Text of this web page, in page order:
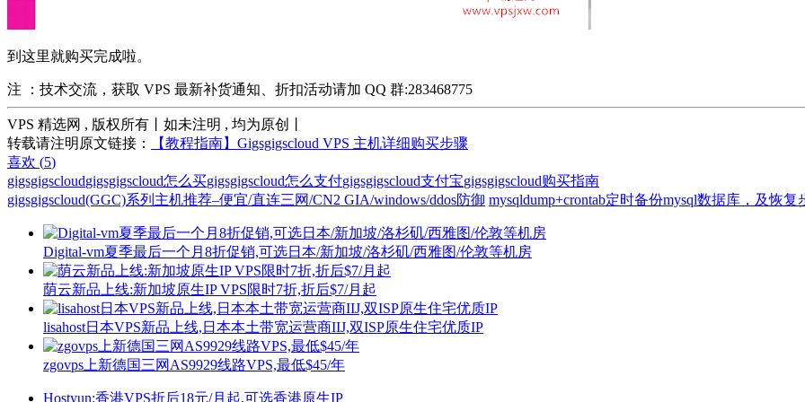
到这里就购买完成啦。
注 ：技术交流，获取 VPS 最新补货通知、折扣活动请加 QQ 群:283468775
VPS 精选网 , 版权所有丨如未注明 , 均为原创丨
转载请注明原文链接：
【教程指南】Gigsgigscloud VPS 主机详细购买步骤
喜欢 (5)
gigsgigscloudgigsgigscloud怎么买gigsgigscloud怎么支付gigsgigscloud支付宝gigsgigscloud购买指南
gigsgigscloud(GGC)系列主机推荐–便宜/直连三网/CN2 GIA/windows/ddos防御 mysqldump+crontab定时备份mysql数据库，及恢复
Digital-vm夏季最后一个月8折促销,可选日本/新加坡/洛杉矶/西雅图/伦敦等机房
荫云新品上线:新加坡原生IP VPS限时7折,折后$7/月起
lisahost日本VPS新品上线,日本本土带宽运营商IIJ,双ISP原生住宅优质IP
zgovps上新德国三网AS9929线路VPS,最低$45/年
Hostyun:香港VPS折后18元/月起,可选香港原生IP